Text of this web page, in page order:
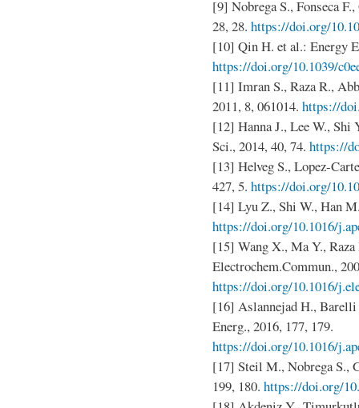
[9] Nobrega S., Fonseca
28, 28. https://doi.org/
[10] Qin H. et al.: Energy
https://doi.org/10.1039/
[11] Imran S., Raza R.,
2011, 8, 061014. https://
[12] Hanna J., Lee W., Shi
Sci., 2014, 40, 74. https://
[13] Helveg S., Lopez-
427, 5. https://doi.org/
[14] Lyu Z., Shi W., Han
https://doi.org/10.1016/
[15] Wang X., Ma Y.,
Electrochem.Commun.,
https://doi.org/10.1016/
[16] Aslannejad H.,
Energ., 2016, 177, 179.
https://doi.org/10.1016/
[17] Steil M., Nobrega S.,
199, 180. https://doi.org/